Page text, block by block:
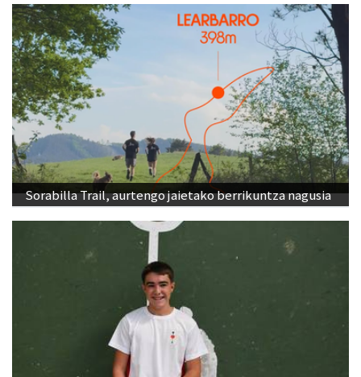
Sorabilla Trail, aurtengo jaietako berrikuntza nagusia